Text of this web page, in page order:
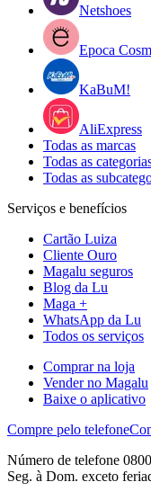
Netshoes
Epoca
KaBuM!
AliExpress
Todas as marcas
Todas as
Todas as
Serviços e benefícios
Cartão Luiza
Cliente Ouro
Magalu seguros
Blog da Lu
Maga +
WhatsApp da Lu
Todos os serviços
Comprar na loja
Vender no Magalu
Baixe o aplicativo
Compre pelo telefone
Número de telefone
Seg. à Dom. exceto